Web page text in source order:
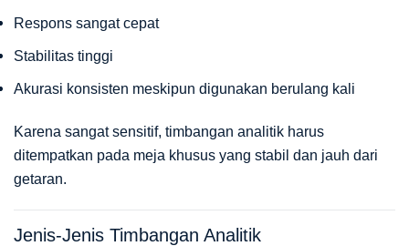
Respons sangat cepat
Stabilitas tinggi
Akurasi konsisten meskipun digunakan berulang kali
Karena sangat sensitif, timbangan analitik harus
ditempatkan pada meja khusus yang stabil dan jauh dari
getaran.
Jenis-Jenis Timbangan Analitik